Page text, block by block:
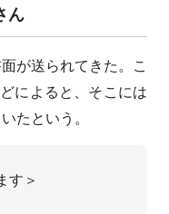
ん
が送られてきた。こ
によると、そこには
たという。
す＞